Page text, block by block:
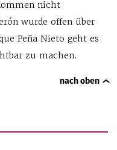
nicht
wurde offen über
Peña Nieto geht es
zu machen.
nach oben